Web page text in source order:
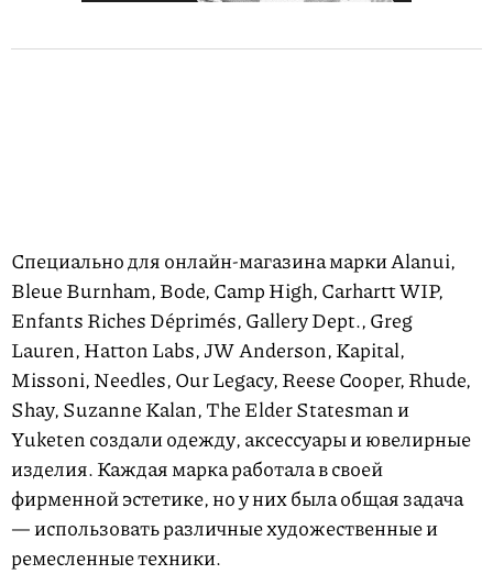
Специально для онлайн-магазина марки Alanui,
Bleue Burnham, Bode, Camp High, Carhartt WIP,
Enfants Riches Déprimés, Gallery Dept., Greg
Lauren, Hatton Labs, JW Anderson, Kapital,
Missoni, Needles, Our Legacy, Reese Cooper, Rhude,
Shay, Suzanne Kalan, The Elder Statesman и
Yuketen создали одежду, аксессуары и ювелирные
изделия. Каждая марка работала в своей
фирменной эстетике, но у них была общая задача
— использовать различные художественные и
ремесленные техники.